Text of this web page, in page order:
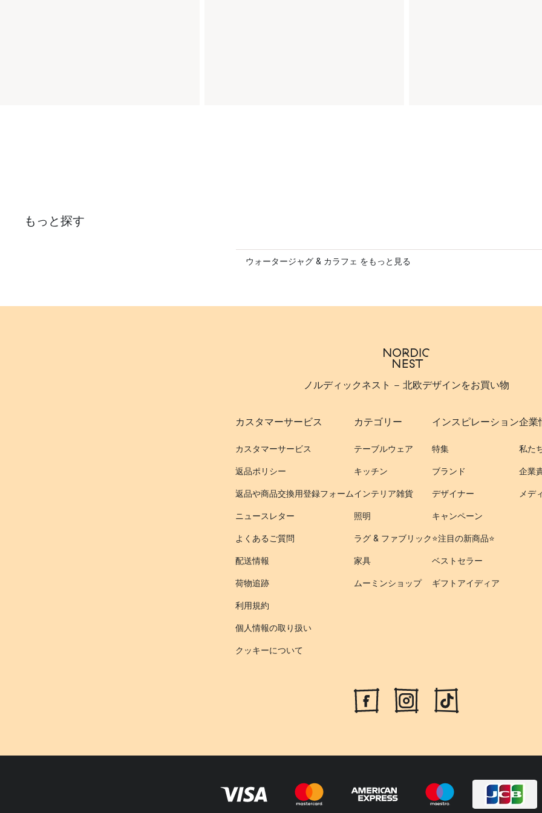
もっと探す
ウォータージャグ & カラフェ をもっと見る
ノルディックネスト - 北欧デザインをお買い物
カスタマーサービス
カスタマーサービス
返品ポリシー
返品や商品交換用登録フォーム
ニュースレター
よくあるご質問
配送情報
荷物追跡
利用規約
個人情報の取り扱い
クッキーについて
カテゴリー
テーブルウェア
キッチン
インテリア雑貨
照明
ラグ & ファブリック
家具
ムーミンショップ
インスピレーション
特集
ブランド
デザイナー
キャンペーン
⭐️注目の新商品⭐️
ベストセラー
ギフトアイディア
企業
私た
企業
メデ